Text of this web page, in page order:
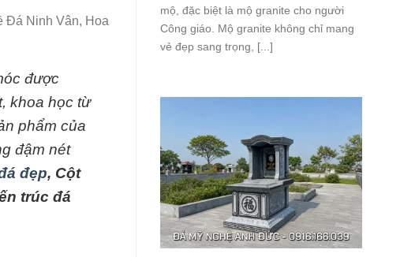
Đá Ninh Vân, Hoa
được
khoa học từ
phẩm của
đậm nét
đẹp, Cột
trúc đá
mộ, đặc biệt là mộ granite cho người
Công giáo. Mộ granite không chỉ mang
vẻ đẹp sang trọng, [...]